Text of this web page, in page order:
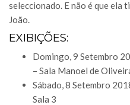
seleccionado. E não é que ela
João.
EXIBIÇÕES:
Domingo, 9 Setembro
– Sala Manoel de
Sábado, 8 Setembro
Sala 3